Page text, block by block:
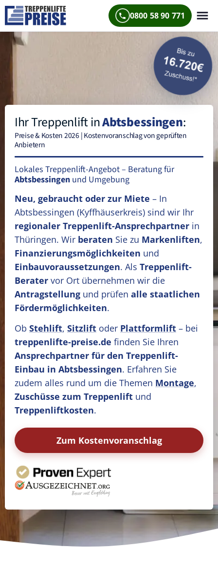
0800 58 90 771
Ihr Treppenlift inAbtsbessingen:
Preise & Kosten 2026 | Kostenvoranschlag von geprüften
Anbietern
Lokales Treppenlift-Angebot – Beratung für
Abtsbessingen und Umgebung
Neu, gebraucht oder zur Miete – In
Abtsbessingen (Kyffhäuserkreis) sind wir Ihr
regionaler Treppenlift-Ansprechpartner in
Thüringen. Wir beraten Sie zu Markenliften,
Finanzierungsmöglichkeiten und
Einbauvoraussetzungen. Als Treppenlift-
Berater vor Ort übernehmen wir die
Antragstellung und prüfen alle staatlichen
Fördermöglichkeiten.
Ob Stehlift, Sitzlift oder Plattformlift – bei
treppenlifte-preise.de finden Sie Ihren
Ansprechpartner für den Treppenlift-
Einbau in Abtsbessingen. Erfahren Sie
zudem alles rund um die Themen Montage,
Zuschüsse zum Treppenlift und
Treppenliftkosten.
Zum Kostenvoranschlag